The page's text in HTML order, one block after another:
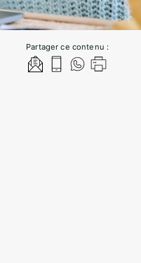
Partager ce contenu :